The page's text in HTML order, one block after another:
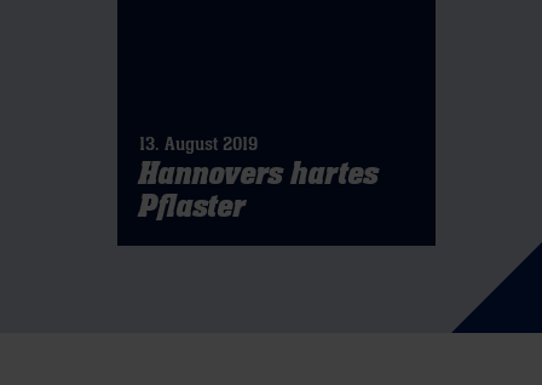
13. August 2019
Hannovers hartes
Pflaster